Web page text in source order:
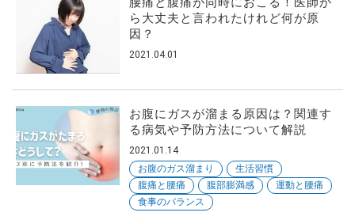
ら大丈夫と言われたけれど何が原
因？
2021.04.01
お腹にガスが溜まる原因は？関連す
る病気や予防方法について解説
2021.01.14
お腹のガス溜まり
生活習慣
腹痛と腰痛
腹部膨満感
運動と腰痛
食事のバランス